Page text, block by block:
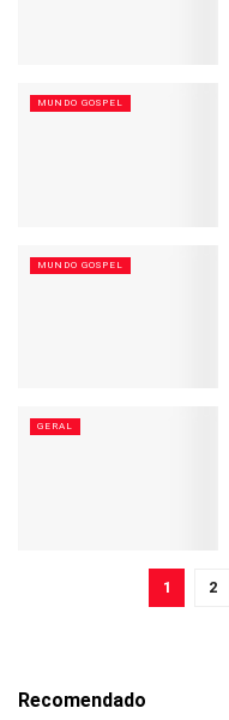
MUNDO GOSPEL
MUNDO GOSPEL
GERAL
1 2
Recomendado